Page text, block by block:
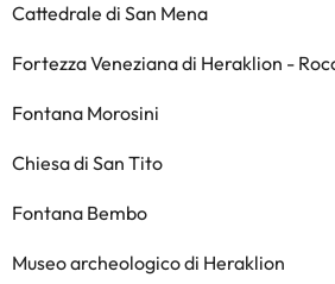
Cattedrale di San Mena
Fortezza Veneziana di Heraklion -
Fontana Morosini
Chiesa di San Tito
Fontana Bembo
Museo archeologico di Heraklion